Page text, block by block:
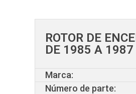
ROTOR DE
DE 1985 A
Marca:
Número de parte: